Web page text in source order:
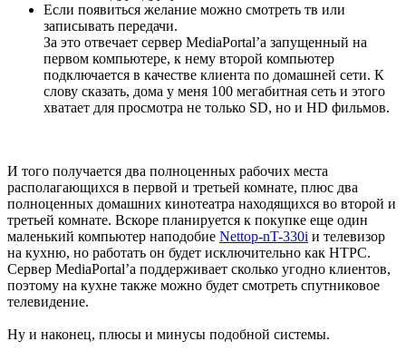
Если появиться желание можно смотреть тв или
записывать передачи.
За это отвечает сервер MediaPortal’а запущенный на
первом компьютере, к нему второй компьютер
подключается в качестве клиента по домашней сети. К
слову сказать, дома у меня 100 мегабитная сеть и этого
хватает для просмотра не только SD, но и HD фильмов.
И того получается два полноценных рабочих места
располагающихся в первой и третьей комнате, плюс два
полноценных домашних кинотеатра находящихся во второй и
третьей комнате. Вскоре планируется к покупке еще один
маленький компьютер наподобие Nettop-nT-330i и телевизор
на кухню, но работать он будет исключительно как HTPC.
Сервер MediaPortal’а поддерживает сколько угодно клиентов,
поэтому на кухне также можно будет смотреть спутниковое
телевидение.
Ну и наконец, плюсы и минусы подобной системы.